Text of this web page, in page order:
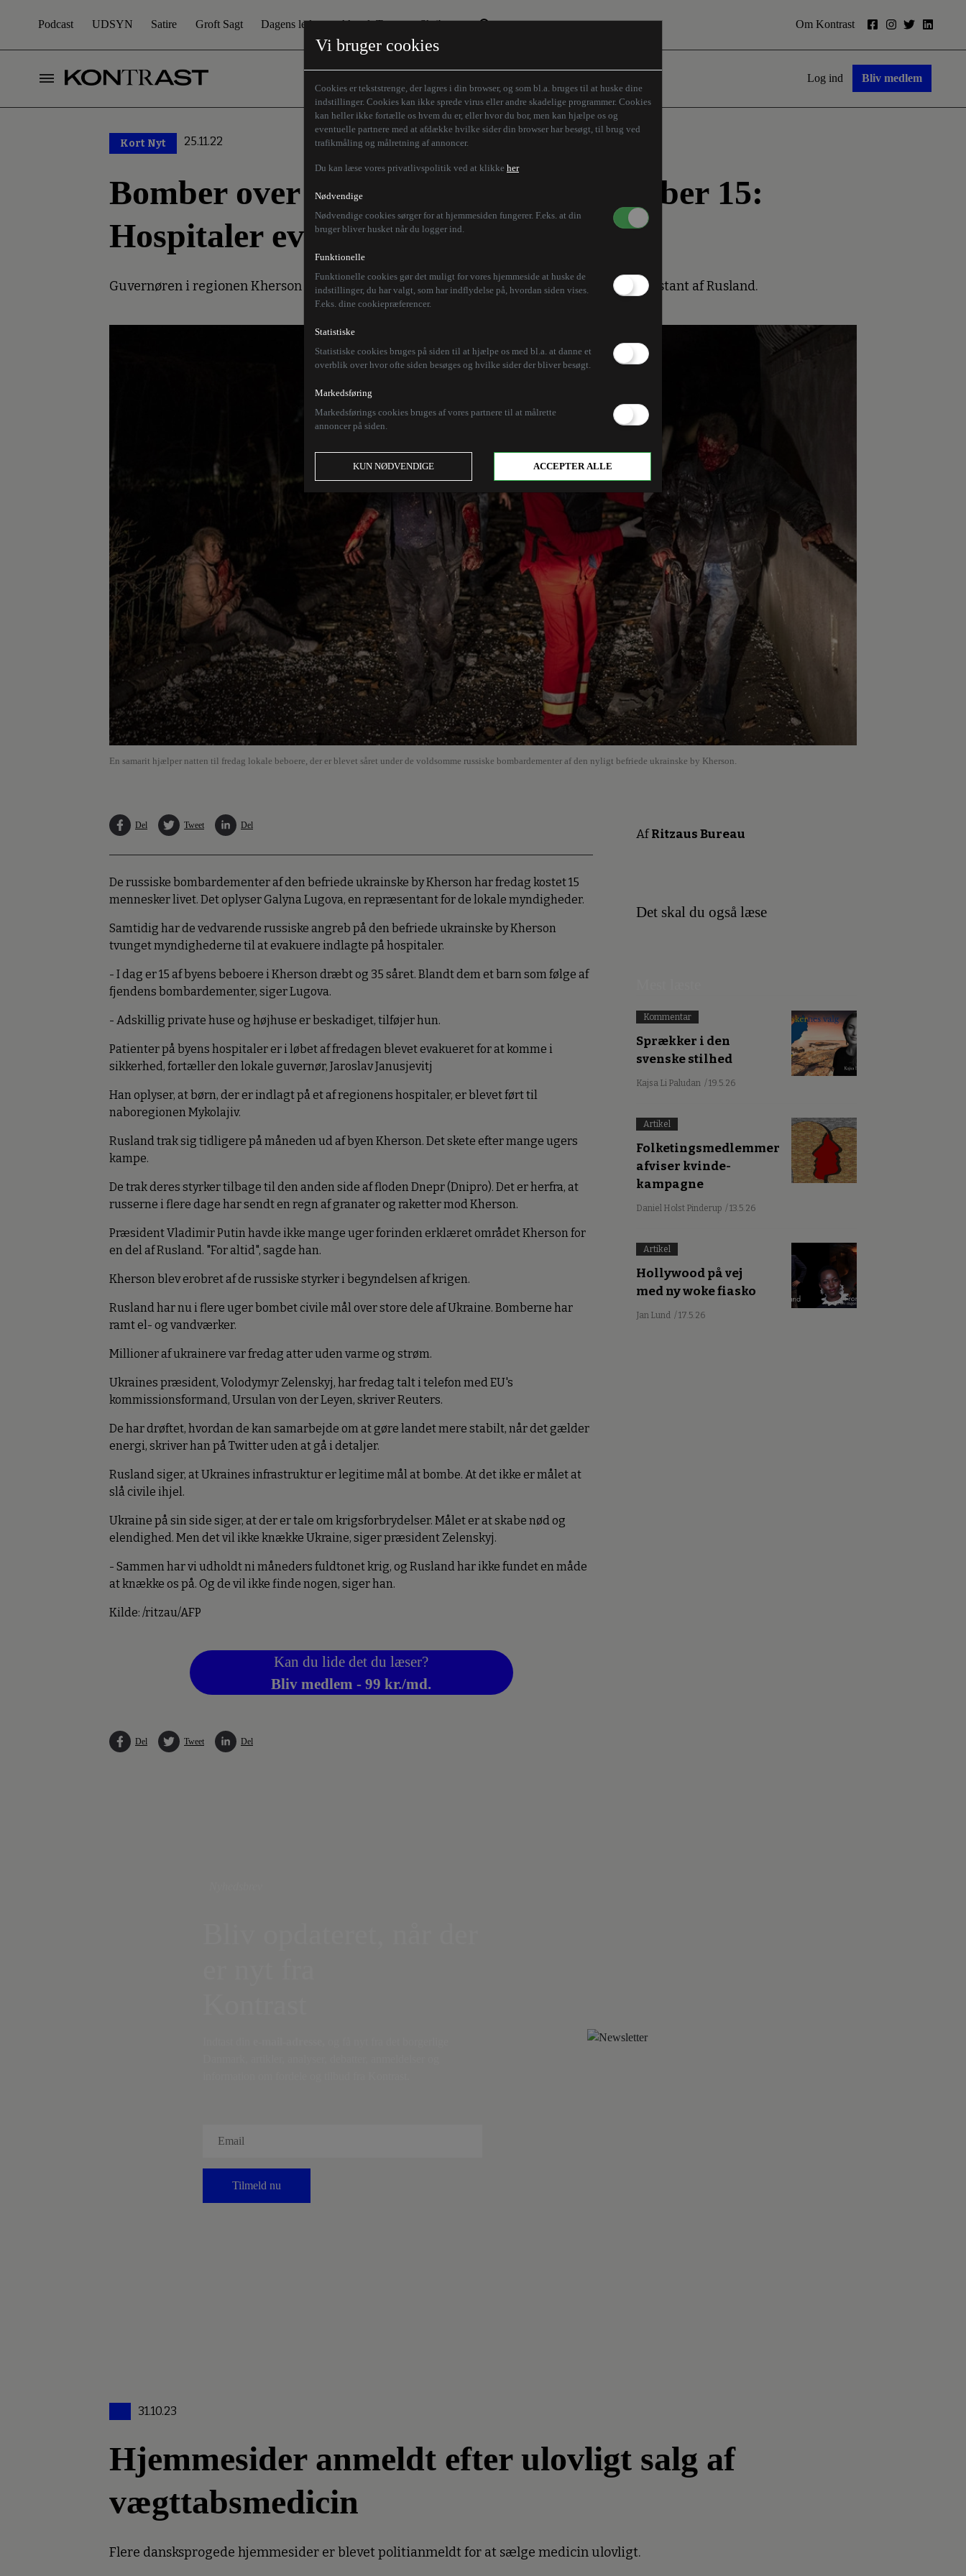
Vi bruger cookies
Cookies er tekststrenge, der lagres i din browser, og som bl.a. bruges til at huske dine
indstillinger. Cookies kan ikke sprede virus eller andre skadelige programmer. Cookies
kan heller ikke fortælle os hvem du er, eller hvor du bor, men kan hjælpe os og
eventuelle partnere med at afdække hvilke sider din browser har besøgt, til brug ved
trafikmåling og målretning af annoncer.
Du kan læse vores privatlivspolitik ved at klikke her
Nødvendige
Nødvendige cookies sørger for at hjemmesiden fungerer. F.eks. at din
bruger bliver husket når du logger ind.
Funktionelle
Funktionelle cookies gør det muligt for vores hjemmeside at huske de
indstillinger, du har valgt, som har indflydelse på, hvordan siden vises.
F.eks. dine cookiepræferencer.
Statistiske
Statistiske cookies bruges på siden til at hjælpe os med bl.a. at danne et
overblik over hvor ofte siden besøges og hvilke sider der bliver besøgt.
Markedsføring
Markedsførings cookies bruges af vores partnere til at målrette
annoncer på siden.
KUN NØDVENDIGE ACCEPTER ALLE
Podcast UDSYN Satire Groft Sagt Dagens leder Aktuelt Tema
Den borgelige brille
Humaniora forfra
Store Danskere
Skribenter
Z-aksen
Om Kontrast
Log ind Bliv medlem
Kort Nyt 25.11.22
Bomber over ukrainske Kherson dræber 15:
Hospitaler evakuerer syge
Guvernøren i regionen Kherson siger, at den nyligt befriede by af samme navn bombes konstant af Rusland.
En samarit hjælper natten til fredag lokale beboere, der er blevet såret under de voldsomme russiske bombardementer af den nyligt befriede ukrainske by Kherson.
Del Tweet Del
De russiske bombardementer af den befriede ukrainske by Kherson har fredag kostet 15
mennesker livet. Det oplyser Galyna Lugova, en repræsentant for de lokale myndigheder.
Samtidig har de vedvarende russiske angreb på den befriede ukrainske by Kherson
tvunget myndighederne til at evakuere indlagte på hospitaler.
- I dag er 15 af byens beboere i Kherson dræbt og 35 såret. Blandt dem et barn som følge af
fjendens bombardementer, siger Lugova.
- Adskillig private huse og højhuse er beskadiget, tilføjer hun.
Patienter på byens hospitaler er i løbet af fredagen blevet evakueret for at komme i
sikkerhed, fortæller den lokale guvernør, Jaroslav Janusjevitj
Han oplyser, at børn, der er indlagt på et af regionens hospitaler, er blevet ført til
naboregionen Mykolajiv.
Rusland trak sig tidligere på måneden ud af byen Kherson. Det skete efter mange ugers
kampe.
De trak deres styrker tilbage til den anden side af floden Dnepr (Dnipro). Det er herfra, at
russerne i flere dage har sendt en regn af granater og raketter mod Kherson.
Præsident Vladimir Putin havde ikke mange uger forinden erklæret området Kherson for
en del af Rusland. "For altid", sagde han.
Kherson blev erobret af de russiske styrker i begyndelsen af krigen.
Rusland har nu i flere uger bombet civile mål over store dele af Ukraine. Bomberne har
ramt el- og vandværker.
Millioner af ukrainere var fredag atter uden varme og strøm.
Ukraines præsident, Volodymyr Zelenskyj, har fredag talt i telefon med EU's
kommissionsformand, Ursulan von der Leyen, skriver Reuters.
De har drøftet, hvordan de kan samarbejde om at gøre landet mere stabilt, når det gælder
energi, skriver han på Twitter uden at gå i detaljer.
Rusland siger, at Ukraines infrastruktur er legitime mål at bombe. At det ikke er målet at
slå civile ihjel.
Ukraine på sin side siger, at der er tale om krigsforbrydelser. Målet er at skabe nød og
elendighed. Men det vil ikke knække Ukraine, siger præsident Zelenskyj.
- Sammen har vi udholdt ni måneders fuldtonet krig, og Rusland har ikke fundet en måde
at knække os på. Og de vil ikke finde nogen, siger han.
Kilde: /ritzau/AFP
Kan du lide det du læser?
Bliv medlem - 99 kr./md.
Del Tweet Del
AfRitzaus Bureau
Det skal du også læse
Kommentar
Sprækker i den
svenske stilhed
Kajsa Li Paludan / 19.5.26
Artikel
Folketingsmedlemmer
afviser kvinde-
kampagne
Daniel Holst Pinderup / 13.5.26
Artikel
Hollywood på vej
med ny woke fiasko
Jan Lund / 17.5.26
Tilmeld nu
31.10.23
Hjemmesider anmeldt efter ulovligt salg af
vægttabsmedicin
Flere dansksprogede hjemmesider er blevet politianmeldt for at sælge medicin ulovligt.